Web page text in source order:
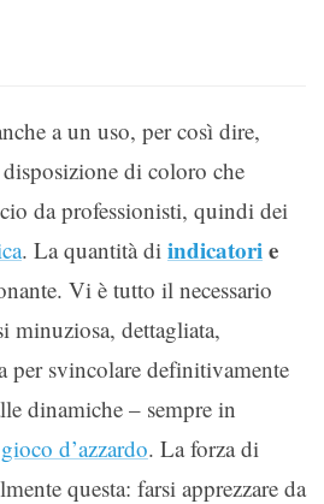
a un uso, per così dire,
di coloro che
da professionisti, quindi dei
. La quantità di indicatorie
Vi è tutto il necessario
minuziosa, dettagliata,
per svincolare definitivamente
dinamiche – sempre in
gioco d’azzardo. La forza di
questa: farsi apprezzare da